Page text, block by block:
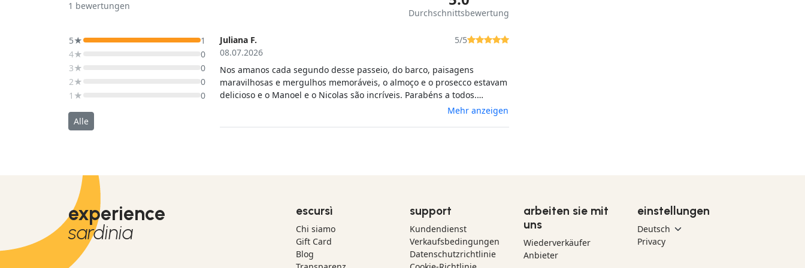
1 bewertungen
Durchschnittsbewertung
5★
1
4★
0
3★
0
2★
0
1★
0
Alle
Juliana F.
08.07.2026
5/5
Nos amanos cada segundo desse passeio, do barco, paisagens
maravilhosas e mergulhos memoráveis, o almoço e o prosecco estavam
delicioso e o Manoel e o Nicolas são incríveis. Parabéns a todos.
Mehr anzeigen
experience
sardinia
escursì
Chi siamo
Gift Card
Blog
support
Kundendienst
Verkaufsbedingungen
Datenschutzrichtlinie
arbeiten sie mit
uns
Wiederverkäufer
Anbieter
einstellungen
Privacy